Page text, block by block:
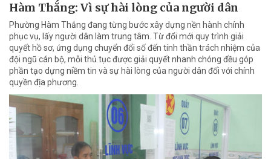
Hàm Thắng: Vì sự hài lòng của người dân
Phường Hàm Thắng đang từng bước xây dựng nền hành chính
phục vụ, lấy người dân làm trung tâm. Từ đổi mới quy trình giải
quyết hồ sơ, ứng dụng chuyển đổi số đến tinh thần trách nhiệm của
đội ngũ cán bộ, mỗi thủ tục được giải quyết nhanh chóng đều góp
phần tạo dựng niềm tin và sự hài lòng của người dân đối với chính
quyền địa phương.